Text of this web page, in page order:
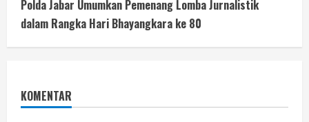
Polda Jabar Umumkan Pemenang Lomba Jurnalistik
dalam Rangka Hari Bhayangkara ke 80
KOMENTAR